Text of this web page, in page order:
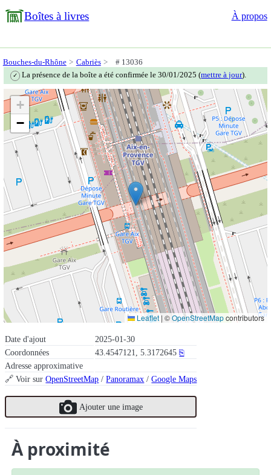
Boîtes à livres À propos
Bouches-du-Rhône Cabriès # 13036
✓ La présence de la boîte a été confirmée le 30/01/2025 (mettre à jour).
Date d'ajout
2025-01-30
Coordonnées
43.4547121, 5.3172645 ⎘
Adresse approximative
🔗 Voir surOpenStreetMap /Panoramax /Google Maps
Ajouter une image
+
−
Leaflet | ©OpenStreetMapcontributors
À proximité